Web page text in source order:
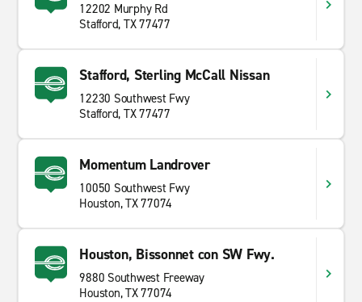
12202 Murphy Rd
Stafford, TX 77477
Stafford, Sterling McCall Nissan
12230 Southwest Fwy
Stafford, TX 77477
Momentum Landrover
10050 Southwest Fwy
Houston, TX 77074
Houston, Bissonnet con SW Fwy.
9880 Southwest Freeway
Houston, TX 77074